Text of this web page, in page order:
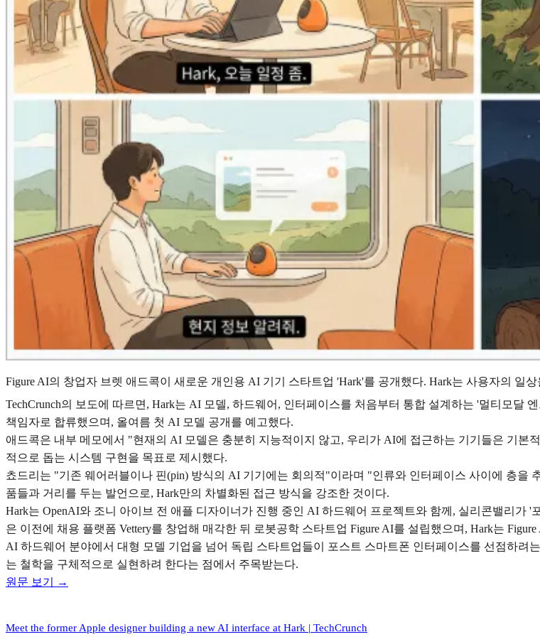
Figure AI의 창업자 브렛 애드콕이 새로운 개인용 AI 기기 스타트업 'Hark'를 공개했다. Hark는 사용자의 일
TechCrunch의 보도에 따르면, Hark는 AI 모델, 하드웨어, 인터페이스를 처음부터 통합 설계하는 '멀티모달
책임자로 합류했으며, 올여름 첫 AI 모델 공개를 예고했다.
애드콕은 내부 메모에서 "현재의 AI 모델은 충분히 지능적이지 않고, 우리가 AI에 접근하는 기기들은 기
적으로 돕는 시스템 구현을 목표로 제시했다.
쵸드리는 "기존 웨어러블이나 핀(pin) 방식의 AI 기기에는 회의적"이라며 "인류와 인터페이스 사이에 층을
품들과 거리를 두는 발언으로, Hark만의 차별화된 접근 방식을 강조한 것이다.
Hark는 OpenAI와 조니 아이브 전 애플 디자이너가 진행 중인 AI 하드웨어 프로젝트와 함께, 실리콘밸리가
은 이전에 채용 플랫폼 Vettery를 창업해 매각한 뒤 로봇공학 스타트업 Figure AI를 설립했으며, Hark는
AI 하드웨어 분야에서 대형 모델 기업을 넘어 독립 스타트업들이 포스트 스마트폰 인터페이스를 선점하
는 철학을 구체적으로 실현하려 한다는 점에서 주목받는다.
원문 보기 →
Meet the former Apple designer building a new AI interface at Hark | TechCrunch